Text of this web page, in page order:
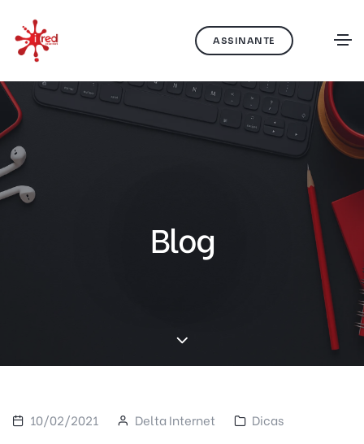
ASSINANTE
Blog
10/02/2021 Delta Internet Dicas